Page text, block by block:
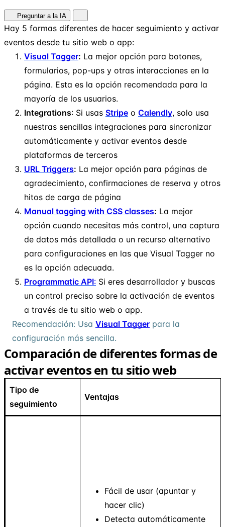
Preguntar a la IA
Hay 5 formas diferentes de hacer seguimiento y activar
eventos desde tu sitio web o app:
Visual Tagger: La mejor opción para botones,
formularios, pop-ups y otras interacciones en la
página. Esta es la opción recomendada para la
mayoría de los usuarios.
Integrations: Si usas Stripe o Calendly, solo usa
nuestras sencillas integraciones para sincronizar
automáticamente y activar eventos desde
plataformas de terceros
URL Triggers: La mejor opción para páginas de
agradecimiento, confirmaciones de reserva y otros
hitos de carga de página
Manual tagging with CSS classes: La mejor
opción cuando necesitas más control, una captura
de datos más detallada o un recurso alternativo
para configuraciones en las que Visual Tagger no
es la opción adecuada.
Programmatic API: Si eres desarrollador y buscas
un control preciso sobre la activación de eventos
a través de tu sitio web o app.
Recomendación: Usa Visual Tagger para la
configuración más sencilla.
Comparación de diferentes formas de
activar eventos en tu sitio web
Tipo de
seguimiento
Ventajas
Fácil de usar (apuntar y
hacer clic)
Detecta automáticamente